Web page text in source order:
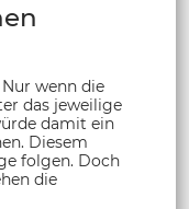
wenn die
das jeweilige
damit ein
Diesem
folgen. Doch
die